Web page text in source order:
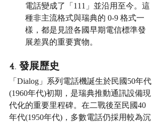
電話變成了「111」並沿用至今。這
種非主流格式與瑞典的 0-9 格式一
樣，都是見證各國早期電信標準發
展差異的重要實物。
4. 發展歷史
「Dialog」系列電話機誕生於民國50年代
(1960年代)初期，是瑞典推動通訊設備現
代化的重要里程碑。在二戰後至民國40
年代(1950年代)，多數電話仍採用較為沉